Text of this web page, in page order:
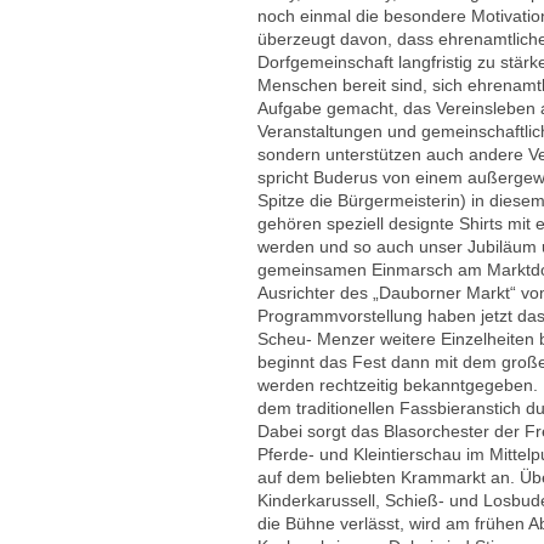
noch einmal die besondere
überzeugt davon, dass
Dorfgemeinschaft langfristig zu
Menschen bereit sind, sich
Aufgabe gemacht, das
Veranstaltungen und
sondern unterstützen auch andere
spricht Buderus von einem
Spitze die Bürgermeisterin) in
gehören speziell designte Shirts mit
werden und so auch unser
gemeinsamen Einmarsch am
Ausrichter des „Dauborner Markt“
Programmvorstellung haben jetzt
Scheu- Menzer weitere
beginnt das Fest dann mit dem
werden rechtzeitig
dem traditionellen Fassbieranstich
Dabei sorgt das Blasorchester der
Pferde- und Kleintierschau im
auf dem beliebten Krammarkt an.
Kinderkarussell, Schieß- und
die Bühne verlässt, wird am frühen